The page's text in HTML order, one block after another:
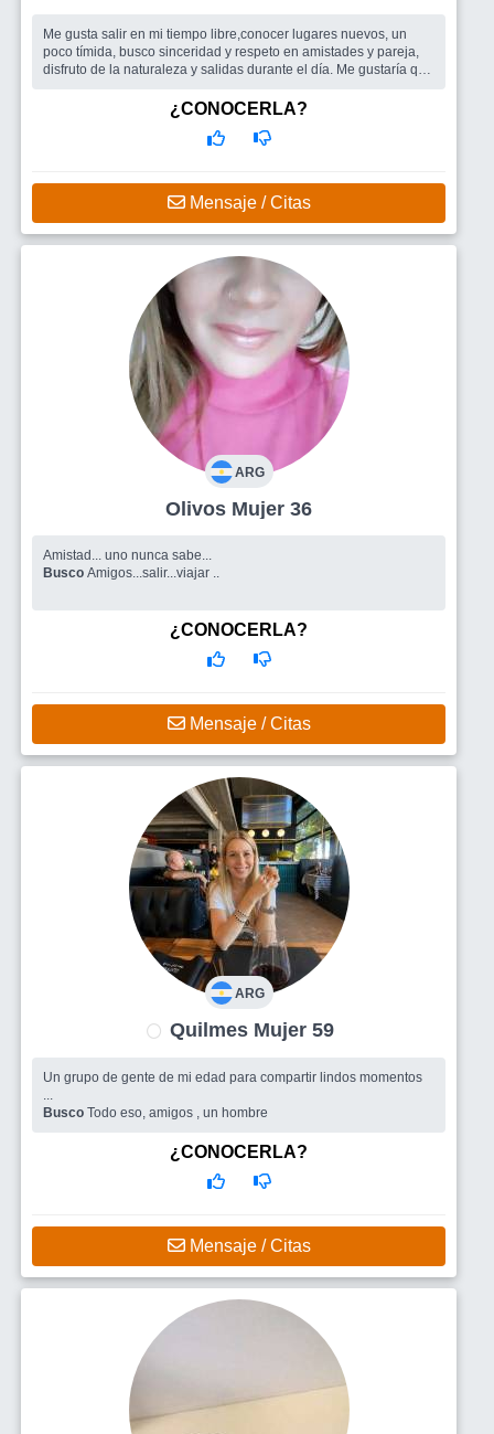
Me gusta salir en mi tiempo libre,conocer lugares nuevos, un
poco tímida, busco sinceridad y respeto en amistades y pareja,
disfruto de la naturaleza y salidas durante el día. Me gustaría que
Compañía para salir o viajar, si esta la posibilidad pareja.
¿CONOCERLA?
Mensaje / Citas
ARG
Olivos Mujer 36
Amistad... uno nunca sabe...
Busco Amigos...salir...viajar ..
¿CONOCERLA?
Mensaje / Citas
ARG
Quilmes Mujer 59
Un grupo de gente de mi edad para compartir lindos momentos
Busco Todo eso, amigos , un hombre
¿CONOCERLA?
Mensaje / Citas